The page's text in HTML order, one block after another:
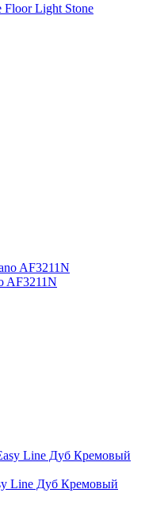
Light Stone
AF3211N
Line Дуб Кремовый